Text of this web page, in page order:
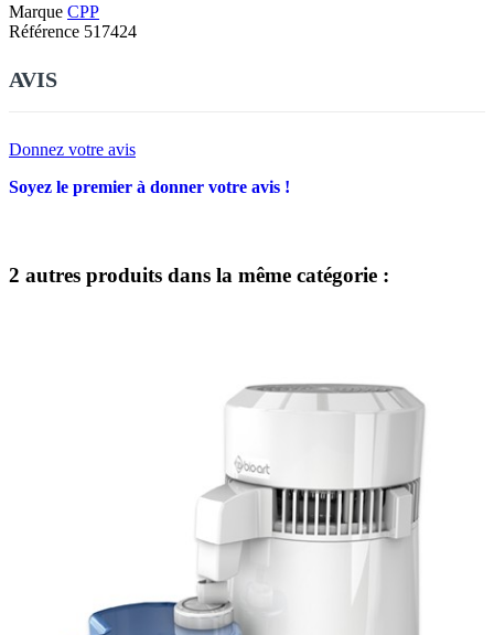
Marque CPP
Référence 517424
AVIS
Donnez votre avis
Soyez le premier à donner votre avis !
2 autres produits dans la même catégorie :